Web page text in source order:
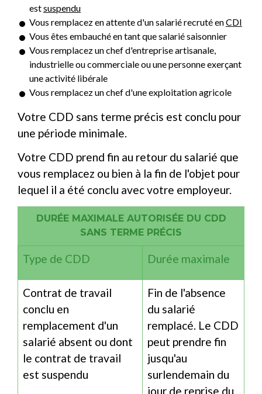
estsuspendu
Vous remplacez en attente d'un salarié recruté enCDI
Vous êtes embauché en tant que salarié saisonnier
Vous remplacez un chef d'entreprise artisanale,
industrielle ou commerciale ou une personne exerçant
une activité libérale
Vous remplacez un chef d'une exploitation agricole
Votre CDD sans terme précis est conclu pour
une période minimale.
Votre CDD prend fin au retour du salarié que
vous remplacez ou bien à la fin de l'objet pour
lequel il a été conclu avec votre employeur.
DURÉE MAXIMALE AUTORISÉE DU CDD
SANS TERME PRÉCIS
Type de CDD Durée maximale
Contrat de travail
conclu en
remplacement d'un
salarié absent ou dont
le contrat de travail
est suspendu
Fin de l'absence
du salarié
remplacé. Le CDD
peut prendre fin
jusqu'au
surlendemain du
jour de reprise du